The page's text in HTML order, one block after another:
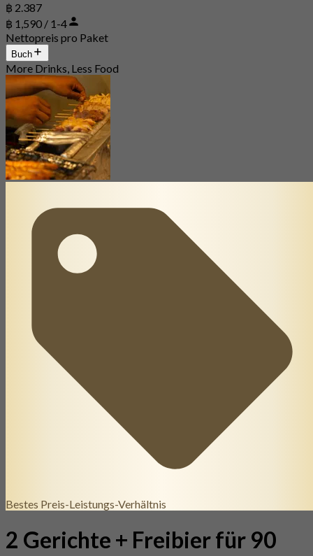
฿ 2.387
฿ 1,590 / 1-4
Nettopreis pro Paket
Buch
More Drinks, Less Food
Bestes Preis-Leistungs-Verhältnis
2 Gerichte + Freibier für 90